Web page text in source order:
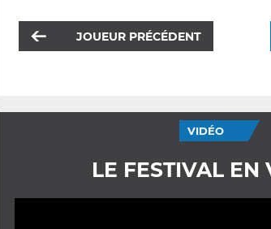
JOUEUR PRÉCÉDENT
VIDÉO
LE FESTIVAL EN